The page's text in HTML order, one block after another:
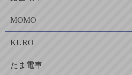
MOMO
KURO
たま電車